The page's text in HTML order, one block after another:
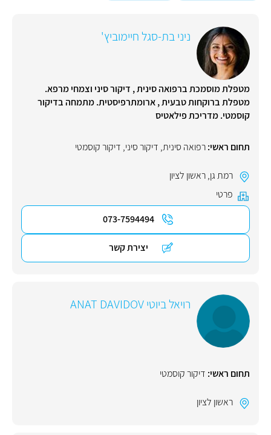
ניני בת-סגל חיימוביץ'
מטפלת מוסמכת ברפואה סינית , דיקור סיני וצמחי מרפא.
מטפלת ברוקחות טבעית , ארומתרפיסטית. מתמחה בדיקור
קוסמטי. מדריכת פילאטיס
תחום ראשי:רפואה סינית, דיקור סיני, דיקור קוסמטי
רמת גן,ראשון לציון
פרטי
073-7594494
יצירת קשר
רויאל ביוטי ANAT DAVIDOV
תחום ראשי: דיקור קוסמטי
ראשון לציון